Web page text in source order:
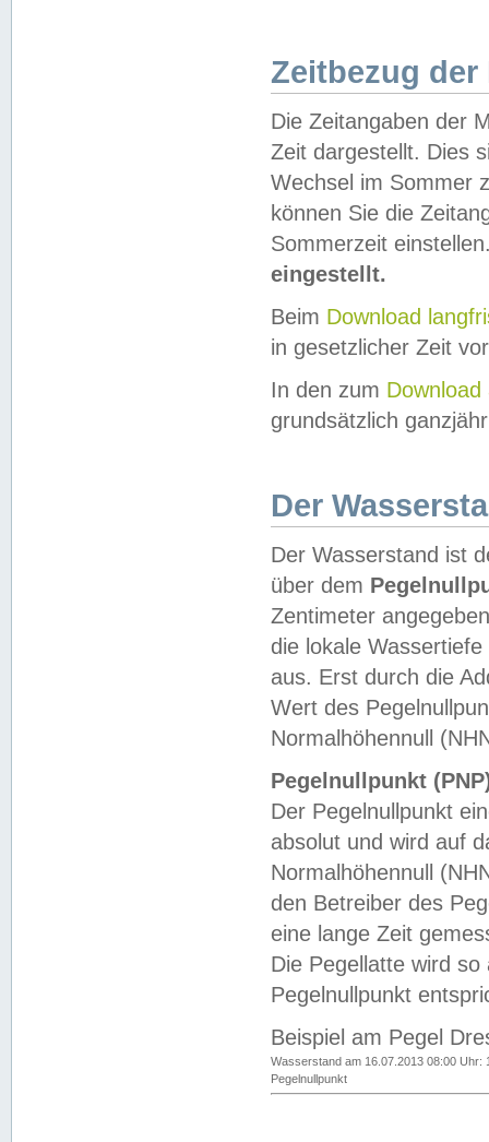
Zeitbezug der
Die Zeitangaben der
Zeit dargestellt. Dies
Wechsel im Sommer
können Sie die
Sommerzeit
eingestellt.
Beim Download
in gesetzlicher Zeit
In den zum Download
grundsätzlich
Der
Der Wasserstand ist
über dem
Zentimeter
die lokale
aus. Erst durch die
Wert des
Normalhöhennull
Pegelnullpunkt
Der Pegelnullpunkt
absolut und wird auf
Normalhöhennull
den Betreiber des
eine lange Zeit
Die Pegellatte wird
Pegelnullpunkt
Beispiel am Pegel
Wasserstand am 16.07.2013 08:00 Uhr:
Pegelnullpunkt